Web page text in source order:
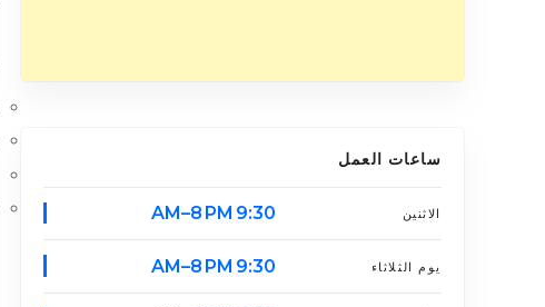
ساعات العمل
الاثنين 9:30 AM–8 PM
يوم الثلاثاء 9:30 AM–8 PM